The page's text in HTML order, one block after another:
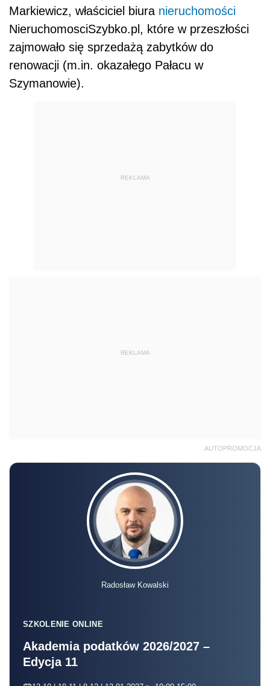
Markiewicz, właściciel biura nieruchomości
NieruchomosciSzybko.pl, które w przeszłości
zajmowało się sprzedażą zabytków do
renowacji (m.in. okazałego Pałacu w
Szymanowie).
REKLAMA
REKLAMA
AUTOPROMOCJA
Radosław Kowalski
SZKOLENIE ONLINE
Akademia podatków 2026/2027 –
Edycja 11